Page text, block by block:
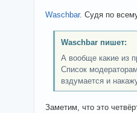
Waschbar. Судя по
Waschbar пишет:
А вообще какие из
Список
вздумается и
Заметим, что это